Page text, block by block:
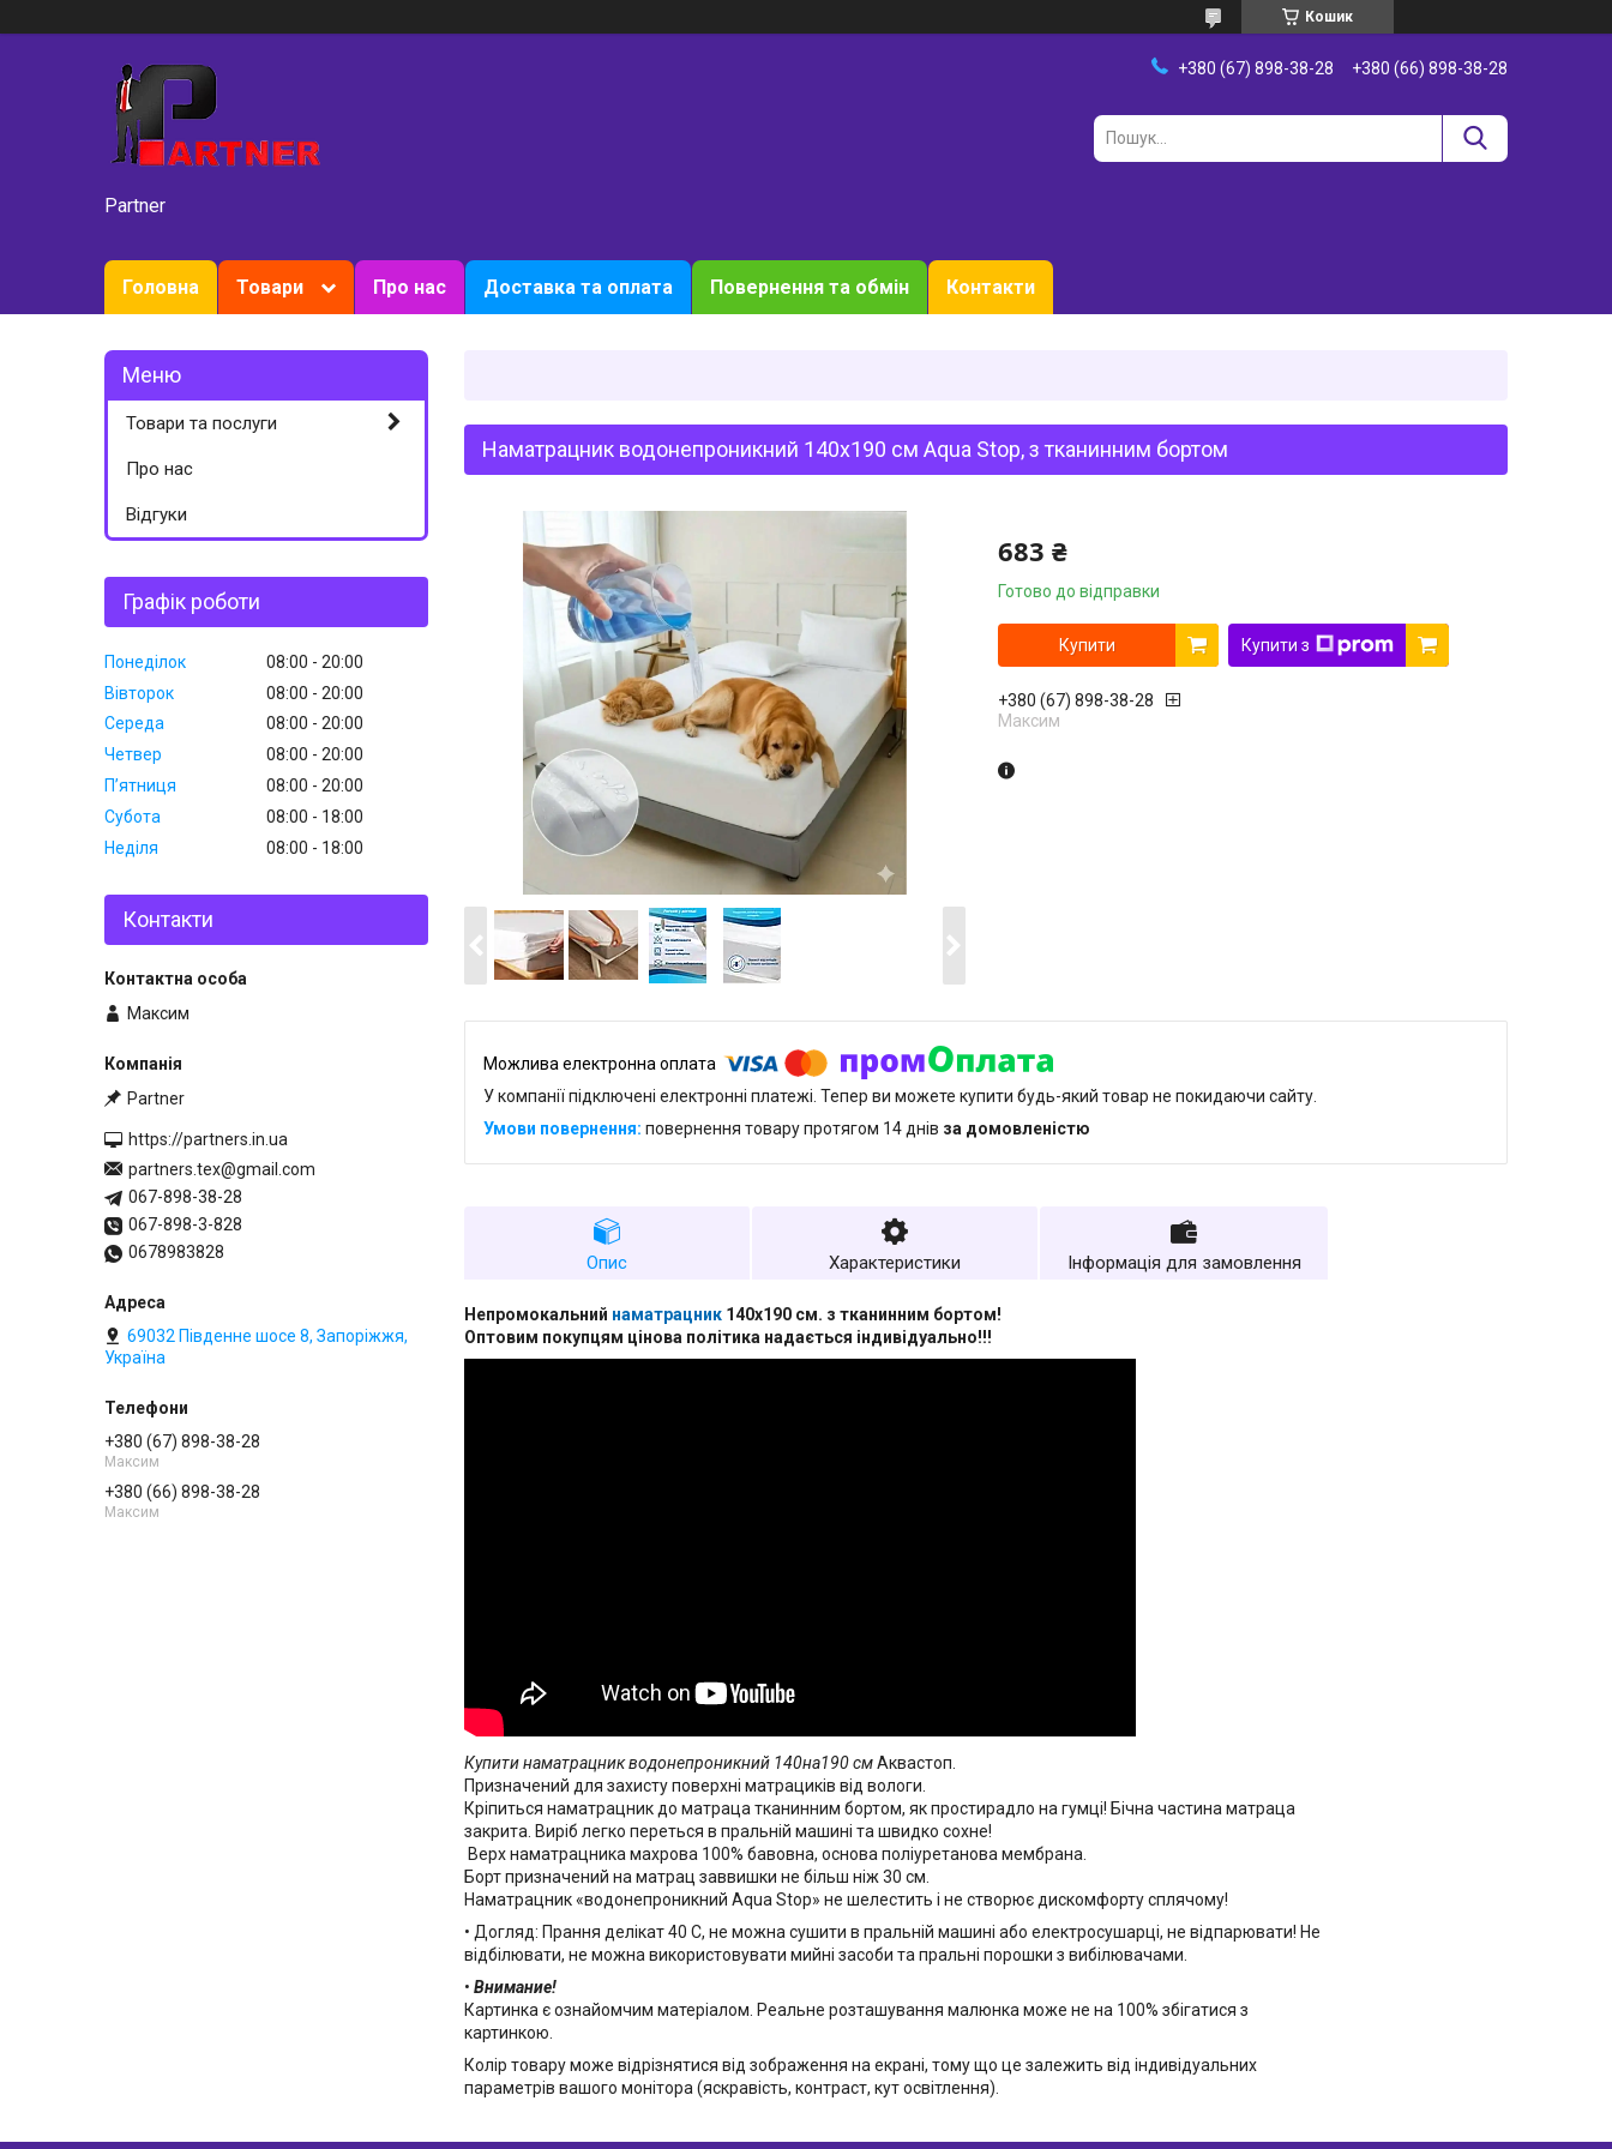
Кошик
Partner
+380 (67) 898-38-28 +380 (66) 898-38-28
Головна Товари Про нас Доставка та оплата Повернення та обмін Контакти
Наматрацник водонепроникний 140х190 см Aqua Stop, з тканинним бортом
683 ₴
Готово до відправки
Купити Купити з
+380 (67) 898-38-28
Максим
У компанії підключені електронні платежі. Тепер ви можете купити будь-який товар не покидаючи сайту.
повернення товару протягом 14 днів за домовленістю
Опис Характеристики Інформація для замовлення
Непромокальний наматрацник 140х190 см. з тканинним бортом!
Оптовим покупцям цінова політика надається індивідуально!!!
Купити наматрацник водонепроникний 140на190 смАквастоп.
Призначений для захисту поверхні матрациків від вологи.
Кріпиться наматрацник до матраца тканинним бортом, як простирадло на гумці! Бічна частина матраца
закрита. Виріб легко переться в пральній машині та швидко сохне!
Верх наматрацника махрова 100% бавовна, основа поліуретанова мембрана.
Борт призначений на матрац заввишки не більш ніж 30 см.
Наматрацник «водонепроникний Aqua Stop» не шелестить і не створює дискомфорту сплячому!
• Догляд: Прання делікат 40 С, не можна сушити в пральній машині або електросушарці, не відпарювати! Не
відбілювати, не можна використовувати мийні засоби та пральні порошки з вибілювачами.
• Внимание!
Картинка є ознайомчим матеріалом. Реальне розташування малюнка може не на 100% збігатися з
картинкою.
Колір товару може відрізнятися від зображення на екрані, тому що це залежить від індивідуальних
параметрів вашого монітора (яскравість, контраст, кут освітлення).
Товари та послуги
Про нас
Вiдгуки
Графік роботи
Понеділок 08:00
20:00
Вівторок
08:00
20:00
Середа
08:00
20:00
Четвер
08:00
20:00
Пʼятниця
08:00
20:00
Субота
08:00
18:00
Неділя
08:00 18:00
Контакти
Максим
Partner
https://partners.in.ua
partners.tex@gmail.com
067-898-38-28
067-898-3-828
0678983828
69032 Південне шосе 8, Запоріжжя,
Україна
+380 (67) 898-38-28
Максим
+380 (66) 898-38-28
Максим